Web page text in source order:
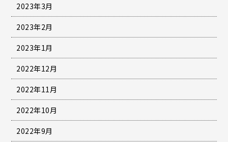
2023年3月
2023年2月
2023年1月
2022年12月
2022年11月
2022年10月
2022年9月